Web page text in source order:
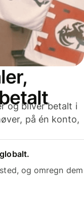
og bliver betalt i
på én konto,
og omregn dem